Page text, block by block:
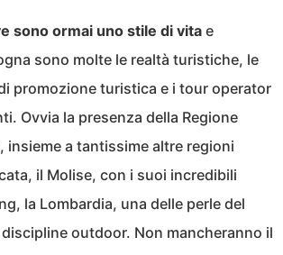
sono ormai uno stile di vita e
sono molte le realtà turistiche, le
promozione turistica e i tour operator
Ovvia la presenza della Regione
insieme a tantissime altre regioni
il Molise, con i suoi incredibili
la Lombardia, una delle perle del
outdoor. Non mancheranno il